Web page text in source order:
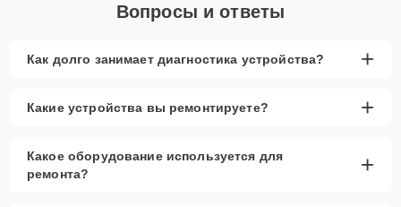
Вопросы и ответы
Как долго занимает диагностика устройства? +
Какие устройства вы ремонтируете? +
Какое оборудование используется для
ремонта?
+